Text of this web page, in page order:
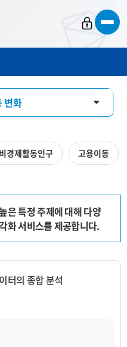
변화
니터링
경제활동인구 고용이동
은 특정 주제에 대해 다양
화 서비스를 제공합니다.
터의 종합 분석